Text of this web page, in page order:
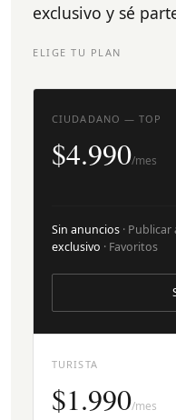
exclusivo y sé
ELIGE TU PLAN
TURISTA
$1.990/mes
CIUDADANO — TOP
$4.990/mes
Sin anuncios · Publicar
exclusivo · Favoritos